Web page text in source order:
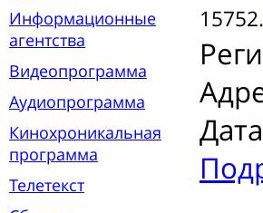
Информационные
агентства
Видеопрограмма
Аудиопрограмма
Кинохроникальная
программа
Телетекст
15752.